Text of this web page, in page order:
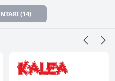
(14)